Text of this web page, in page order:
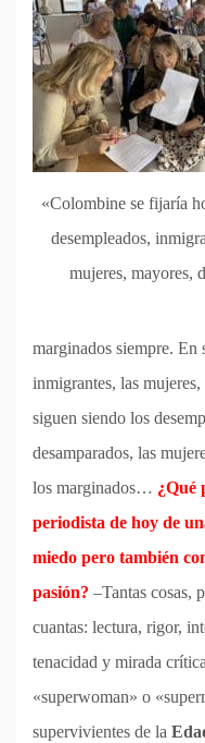
«Colombine se fijaría
desempleados,
mujeres, mayores,
marginados siempre. En
inmigrantes, las
siguen siendo los
desamparados, las
los marginados… ¿Qué
periodista de hoy de
miedo pero también
pasión? –Tantas cosas,
cuantas: lectura, rigor,
tenacidad y mirada
«superwoman» o
supervivientes de la